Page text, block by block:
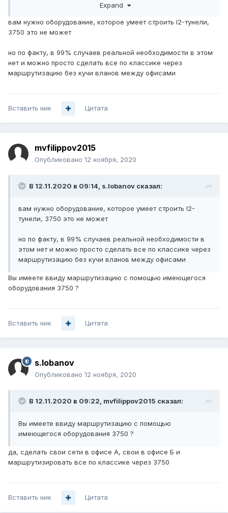
находятся в режиме "access". Необходимо пробросить
закупили два L3 коммутатора cisco 3750. Провайдер
QnQ подать не может. Известен внутренний Vlan(780)
своими силами ?
Expand
вам нужно оборудование, которое умеет строить l2-тунели,
3750 это не может
но по факту, в 99% случаев реальной необходимости в этом
нет и можно просто сделать все по классике через
маршрутизацию без кучи вланов между офисами
Вставить ник Цитата
mvfilippov2015
Опубликовано 12 ноября, 2020
В 12.11.2020 в 09:14, s.lobanov сказал:
вам нужно оборудование, которое умеет строить l2-
тунели, 3750 это не может
но по факту, в 99% случаев реальной необходимости в
этом нет и можно просто сделать все по классике через
маршрутизацию без кучи вланов между офисами
Вы имеете ввиду маршрутизацию с помощью имеющегося
оборудования 3750 ?
Вставить ник Цитата
s.lobanov
Опубликовано 12 ноября, 2020
В 12.11.2020 в 09:22, mvfilippov2015 сказал:
Вы имеете ввиду маршрутизацию с помощью
имеющегося оборудования 3750 ?
да, сделать свои сети в офисе А, свои в офисе Б и
маршрутизировать все по классике через 3750
Вставить ник Цитата